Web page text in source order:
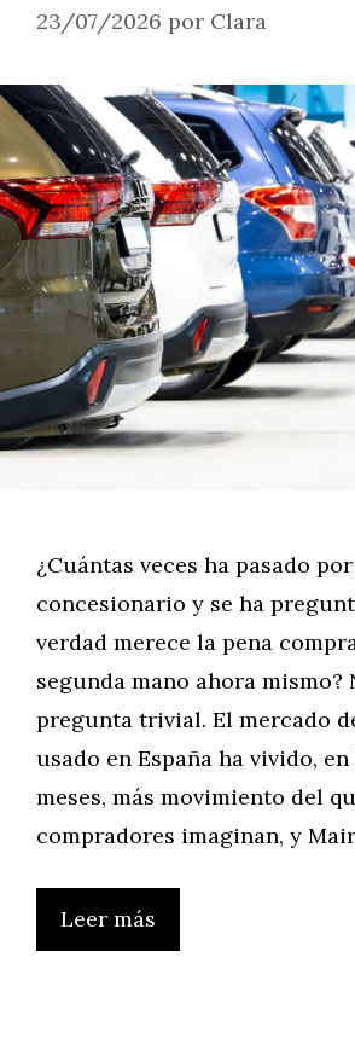
23/07/2026 por Clara
¿Cuántas veces ha pasado
concesionario y se ha
verdad merece la pena
segunda mano ahora mismo?
pregunta trivial. El mercado
usado en España ha vivido,
meses, más movimiento del
compradores imaginan, y
Leer más